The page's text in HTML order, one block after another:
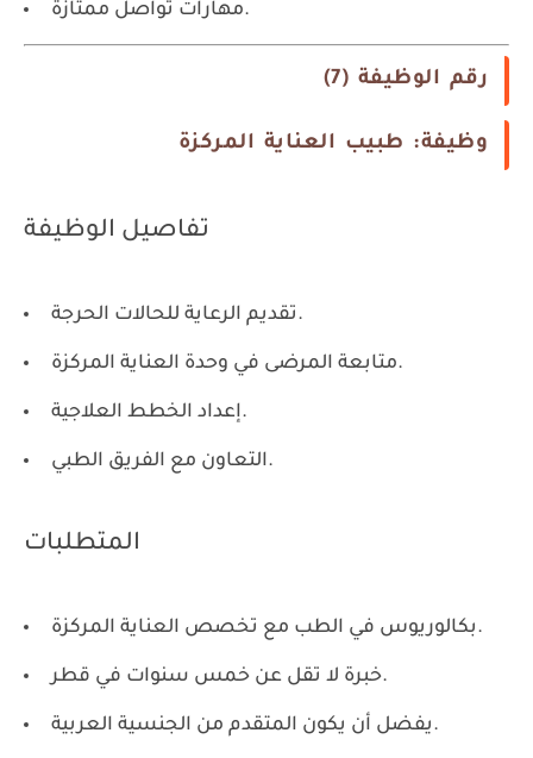
مهارات تواصل ممتازة.
رقم الوظيفة (7)
وظيفة: طبيب العناية المركزة
تفاصيل الوظيفة
تقديم الرعاية للحالات الحرجة.
متابعة المرضى في وحدة العناية المركزة.
إعداد الخطط العلاجية.
التعاون مع الفريق الطبي.
المتطلبات
بكالوريوس في الطب مع تخصص العناية المركزة.
خبرة لا تقل عن خمس سنوات في قطر.
يفضل أن يكون المتقدم من الجنسية العربية.